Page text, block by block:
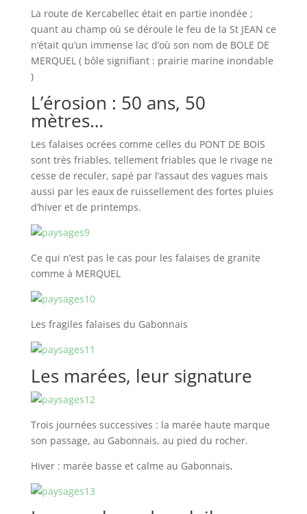
La route de Kercabellec était en partie inondée ;
quant au champ où se déroule le feu de la St JEAN ce
n’était qu’un immense lac d’où son nom de BOLE DE
MERQUEL ( bôle signifiant : prairie marine inondable
)
L’érosion : 50 ans, 50
mètres…
Les falaises ocrées comme celles du PONT DE BOIS
sont très friables, tellement friables que le rivage ne
cesse de reculer, sapé par l’assaut des vagues mais
aussi par les eaux de ruissellement des fortes pluies
d’hiver et de printemps.
Ce qui n’est pas le cas pour les falaises de granite
comme à MERQUEL
Les fragiles falaises du Gabonnais
Les marées, leur signature
Trois journées successives : la marée haute marque
son passage, au Gabonnais, au pied du rocher.
Hiver : marée basse et calme au Gabonnais,